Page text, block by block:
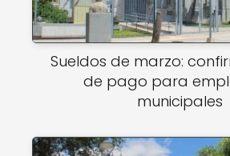
Sueldos de marzo:
de pago para
municipales